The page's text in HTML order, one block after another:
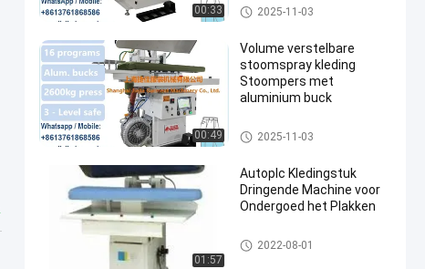
00:33 Broek Dringende Machine
2025-11-03
00:49
Volume verstelbare
stoomspray kleding
Stoompers met
aluminium buck
Broek Dringende Machine
2025-11-03
01:57
Autoplc Kledingstuk
Dringende Machine voor
Ondergoed het Plakken
Kledingstuk Dringende Machin
e
2022-08-01